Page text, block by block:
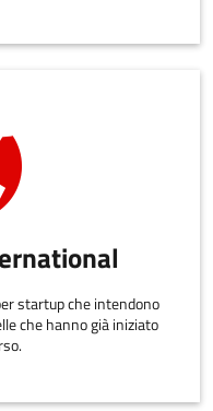
startup che intendono
che hanno già iniziato